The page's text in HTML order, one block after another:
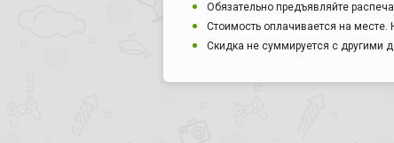
Обязательно предъявляйте
Стоимость оплачивается на месте.
Скидка не суммируется с другими